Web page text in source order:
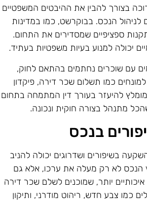
בצורך להבין את ההיבטים המשפטיים
לניהול הנכס. בבוקרשט, כמו במדינות
ספציפיים שמסדירים את התחום.
יכולה למנוע בעיות משפטיות בעתיד.
עם שוכרים נחתמים בהתאם לחוק,
כמו תשלום שכר דירה, פיקדון
להיעזר בעורך דין המתמחה בתחום
מתנהל בצורה חוקית ונכונה.
בנכס
בשיפורים ושדרוגים יכולה להניב
הנכס לא רק מעלה את ערכו, אלא גם
יותר, שמוכנים לשלם שכר דירה
כמו צבע חדש, ריהוט מודרני, ותיקון